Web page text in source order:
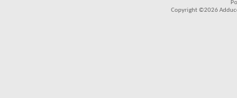
Copyright ©2026